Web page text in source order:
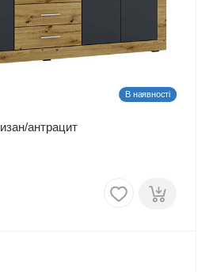
В наявності
антрацит